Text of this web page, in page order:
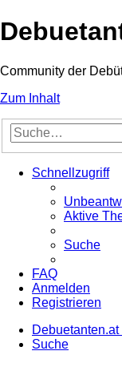
Community der
Zum Inhalt
Schnellzugriff
Aktive
Suche
FAQ
Anmelden
Registrieren
Suche